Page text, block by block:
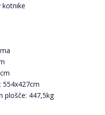
kotnike
plošče: 447,5kg